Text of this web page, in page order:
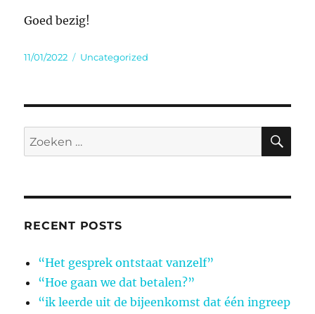
Goed bezig!
Geplaatst
11/01/2022 Categorieën
Uncategorized
Zoeken
naar:
RECENT POSTS
“Het gesprek ontstaat vanzelf”
“Hoe gaan we dat betalen?”
“ik leerde uit de bijeenkomst dat één ingreep